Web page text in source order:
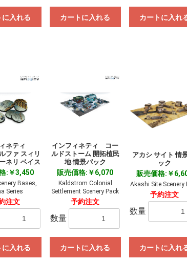
に入れる カートに入れる カートに入れ
ネティ
ファ スィリ
ネリ ベイス
:￥3,450
Bases,
Series
注文
に入れる
インフィネティ コー
ルドストーム 開拓植民
地 情景パック
販売価格:￥6,070
Kaldstrom Colonial
Settlement Scenery Pack
予約注文
数量
カートに入れる
アカシ サイト 情
ック
販売価格:￥
Akashi Site Scenery
予約注文
数量
カートに入れ
お買い物を続ける カートへ進む